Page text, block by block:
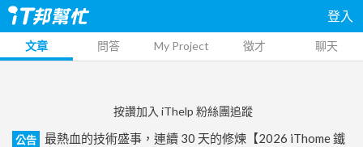
登入
文章 問答 My Project 徵才 聊天
按讚加入 iThelp 粉絲團追蹤
公告
最熱血的技術盛事，連續 30 天的修煉【2026 iThome 鐵